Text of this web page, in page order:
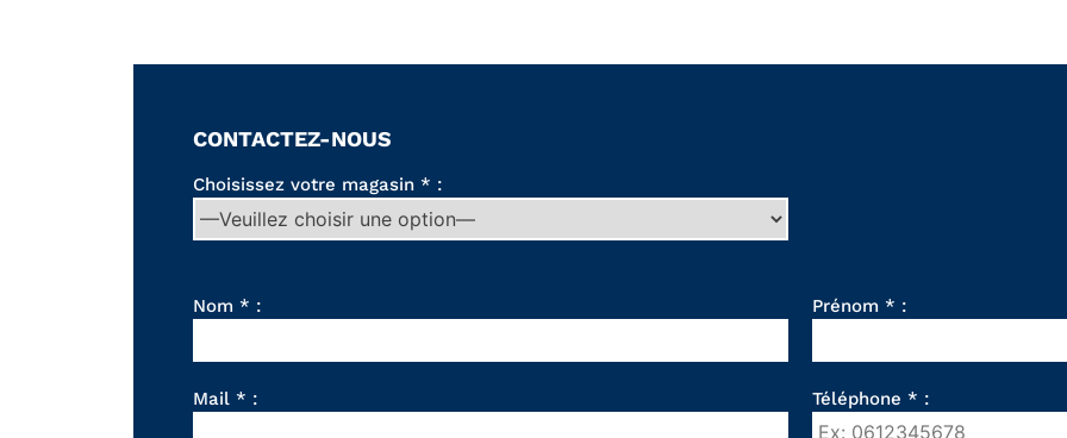
CONTACTEZ-NOUS
Choisissez votre magasin * :
Nom * : Prénom * :
Mail * : Téléphone * :